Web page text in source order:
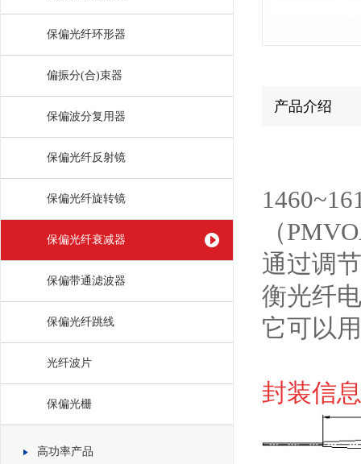
保偏光纤环形器
偏振分(合)束器
保偏波分复用器
保偏光纤反射镜
保偏光纤旋转镜
保偏光纤衰减器
保偏带通滤波器
保偏光纤跳线
光纤波片
保偏光栅
高功率产品
产品介绍
（
通过调
衡光纤
它可以
封装信